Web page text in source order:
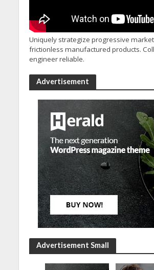
Uniquely strategize progressive
frictionless manufactured products.
engineer reliable.
Advertisement
Advertisement Small